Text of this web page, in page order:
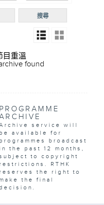
普通
搜尋
目重溫
found
PROGRAMME
service will
be available for
programmes broadcast
in the past 12 months,
to copyright
restrictions. RTHK
reserves the right to
make the final